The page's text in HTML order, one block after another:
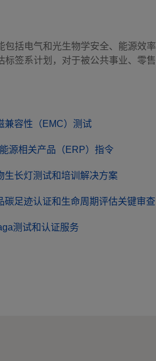
括电气和光生物学安全、能源效
签系计划，对于被公共事业、零
兼容性（EMC）测试
源相关产品（ERP）指令
生长灯测试和培训解决方案
碳足迹认证和生命周期评估关键审查
测试和认证服务